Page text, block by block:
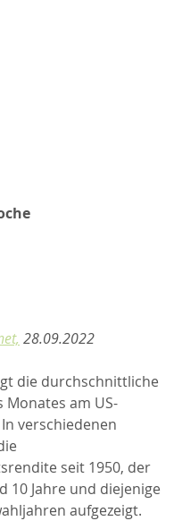
28.09.2022
die durchschnittliche
Monates am US-
verschiedenen
seit 1950, der
10 Jahre und diejenige
aufgezeigt.